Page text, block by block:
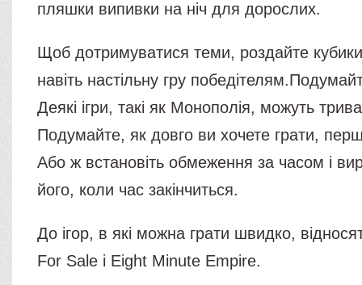
пляшки випивки на ніч для дорослих.
Щоб дотримуватися теми, роздайте
навіть настільну гру
Деякі ігри, такі як Монополія, можуть
Подумайте, як довго ви хочете грати,
Або ж встановіть обмеження за часом і
його, коли час закінчиться.
До ігор, в які можна грати швидко,
For Sale і Eight Minute Empire.